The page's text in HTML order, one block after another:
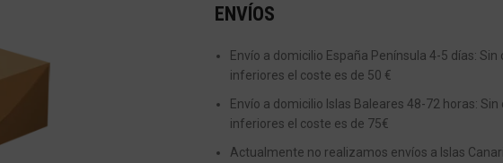
ENVÍOS
Envío a domicilio España Península 4-5 días:
inferiores el coste es de 50 €
Envío a domicilio Islas Baleares 48-72 horas:
inferiores el coste es de 75€
Actualmente no realizamos envíos a Islas